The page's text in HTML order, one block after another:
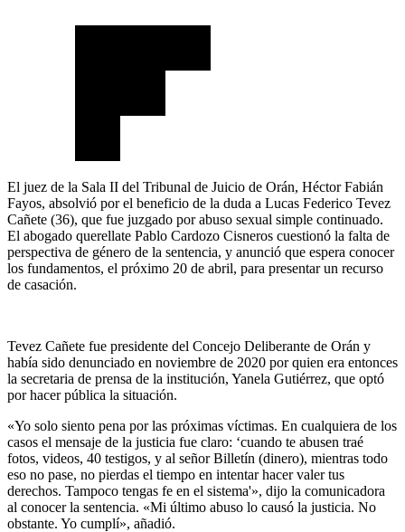
El juez de la Sala II del Tribunal de Juicio de Orán, Héctor Fabián
Fayos, absolvió por el beneficio de la duda a Lucas Federico Tevez
Cañete (36), que fue juzgado por abuso sexual simple continuado.
El abogado querellate Pablo Cardozo Cisneros cuestionó la falta de
perspectiva de género de la sentencia, y anunció que espera conocer
los fundamentos, el próximo 20 de abril, para presentar un recurso
de casación.
Tevez Cañete fue presidente del Concejo Deliberante de Orán y
había sido denunciado en noviembre de 2020 por quien era entonces
la secretaria de prensa de la institución, Yanela Gutiérrez, que optó
por hacer pública la situación.
«Yo solo siento pena por las próximas víctimas. En cualquiera de los
casos el mensaje de la justicia fue claro: ‘cuando te abusen traé
fotos, videos, 40 testigos, y al señor Billetín (dinero), mientras todo
eso no pase, no pierdas el tiempo en intentar hacer valer tus
derechos. Tampoco tengas fe en el sistema'», dijo la comunicadora
al conocer la sentencia. «Mi último abuso lo causó la justicia. No
obstante. Yo cumplí», añadió.